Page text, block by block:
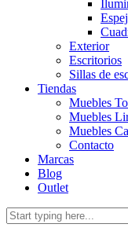
Exterior
Escritorios
Sillas de
Tiendas
Muebles
Muebles
Muebles
Contacto
Marcas
Blog
Outlet